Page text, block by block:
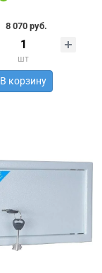
8 070 руб.
шт
В корзину